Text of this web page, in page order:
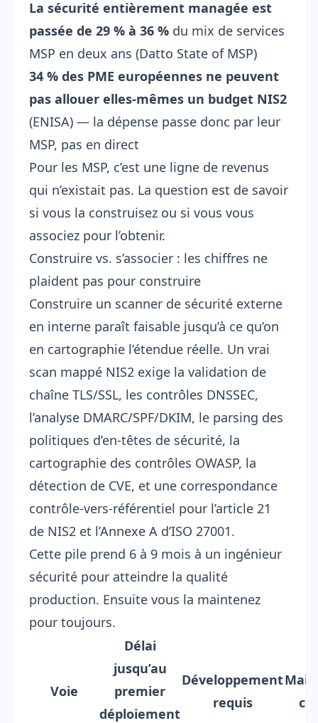
La sécurité entièrement managée est
passée de 29 % à 36 % du mix de services
MSP en deux ans (Datto State of MSP)
34 % des PME européennes ne peuvent
pas allouer elles-mêmes un budget NIS2
(ENISA) — la dépense passe donc par leur
MSP, pas en direct
Pour les MSP, c’est une ligne de revenus
qui n’existait pas. La question est de savoir
si vous la construisez ou si vous vous
associez pour l’obtenir.
Construire vs. s’associer : les chiffres ne
plaident pas pour construire
Construire un scanner de sécurité externe
en interne paraît faisable jusqu’à ce qu’on
en cartographie l’étendue réelle. Un vrai
scan mappé NIS2 exige la validation de
chaîne TLS/SSL, les contrôles DNSSEC,
l’analyse DMARC/SPF/DKIM, le parsing des
politiques d’en-têtes de sécurité, la
cartographie des contrôles OWASP, la
détection de CVE, et une correspondance
contrôle-vers-référentiel pour l’article 21
de NIS2 et l’Annexe A d’ISO 27001.
Cette pile prend 6 à 9 mois à un ingénieur
sécurité pour atteindre la qualité
production. Ensuite vous la maintenez
pour toujours.
Voie
Délai
jusqu’au
premier
déploiement
Développement
requis